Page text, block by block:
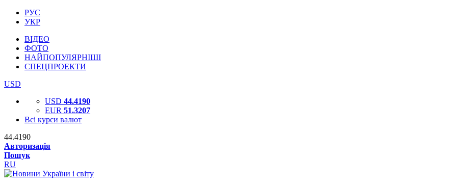
РУС
УКР
ВІДЕО
ФОТО
НАЙПОПУЛЯРНІШІ
СПЕЦПРОЕКТИ
USD
USD 44.4190
EUR 51.3207
Всі курси валют
44.4190
Авторизація
Пошук
RU